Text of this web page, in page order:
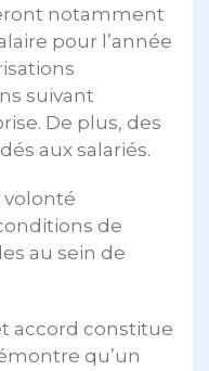
notamment
pour l’année
suivant
De plus, des
aux salariés.
volonté
de
au sein de
accord constitue
qu’un